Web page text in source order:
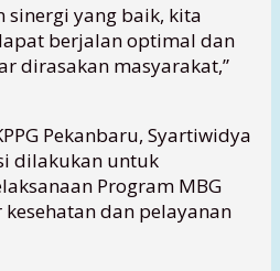
sinergi yang baik, kita
berjalan optimal dan
dirasakan masyarakat,”
Pekanbaru, Syartiwidya
dilakukan untuk
Program MBG
dan pelayanan